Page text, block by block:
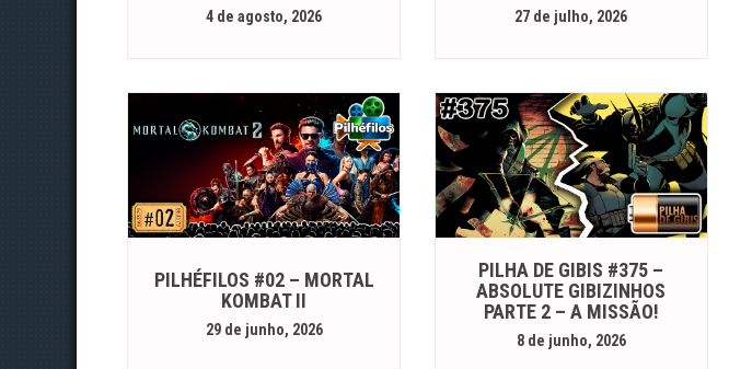
4 de agosto, 2026 27 de julho, 2026
PILHÉFILOS #02 – MORTAL
KOMBAT II
29 de junho, 2026
PILHA DE GIBIS #375 –
ABSOLUTE GIBIZINHOS
PARTE 2 – A MISSÃO!
8 de junho, 2026